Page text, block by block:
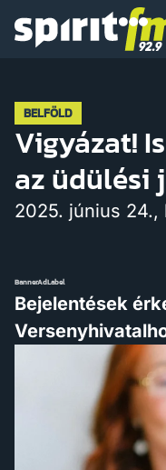
BELFÖLD
Vigyázat!
az üdülési
2025. június 24.,
BannerAdLabel
Bejelentések